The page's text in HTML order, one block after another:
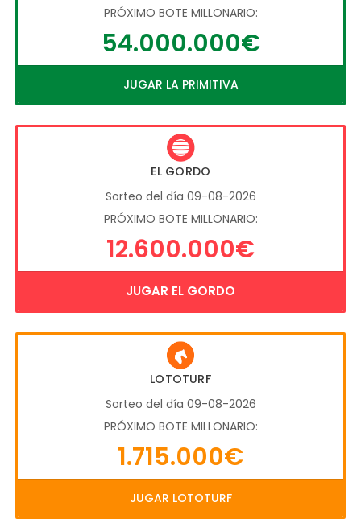
PRÓXIMO BOTE MILLONARIO:
54.000.000€
JUGAR LA PRIMITIVA
EL GORDO
Sorteo del día 09-08-2026
PRÓXIMO BOTE MILLONARIO:
12.600.000€
JUGAR EL GORDO
LOTOTURF
Sorteo del día 09-08-2026
PRÓXIMO BOTE MILLONARIO:
1.715.000€
JUGAR LOTOTURF